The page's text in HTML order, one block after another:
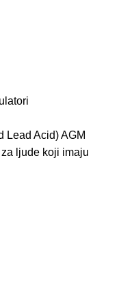
Lead Acid) AGM
ljude koji imaju